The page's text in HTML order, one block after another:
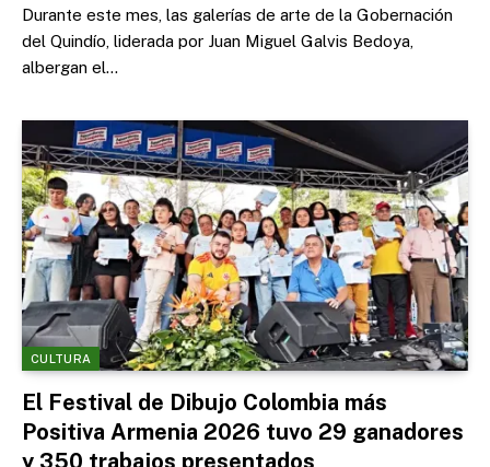
Durante este mes, las galerías de arte de la Gobernación
del Quindío, liderada por Juan Miguel Galvis Bedoya,
albergan el…
CULTURA
El Festival de Dibujo Colombia más
Positiva Armenia 2026 tuvo 29 ganadores
y 350 trabajos presentados